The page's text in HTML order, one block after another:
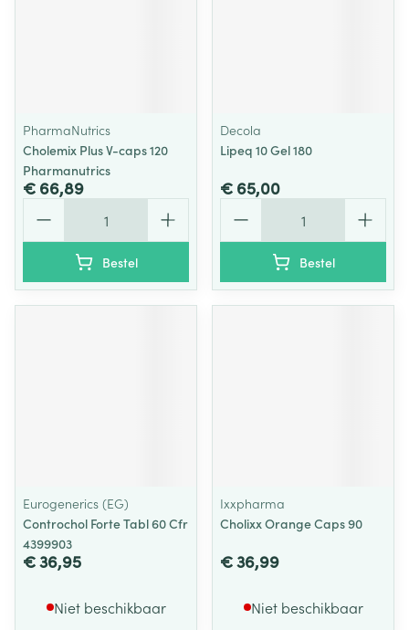
PharmaNutrics
Cholemix Plus V-caps 120
Pharmanutrics
€ 66,89
Bestel
Decola
Lipeq 10 Gel 180
€ 65,00
Bestel
Eurogenerics (EG)
Controchol Forte Tabl 60 Cfr
4399903
€ 36,95
Niet beschikbaar
Ixxpharma
Cholixx Orange Caps 90
€ 36,99
Niet beschikbaar